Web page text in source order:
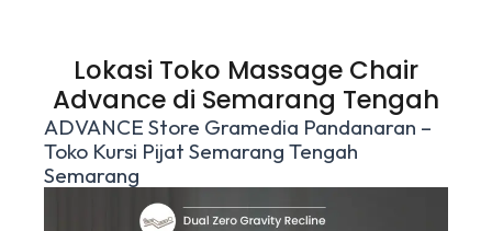
Lokasi Toko Massage Chair
Advance di Semarang Tengah
ADVANCE Store Gramedia Pandanaran –
Toko Kursi Pijat Semarang Tengah
Semarang